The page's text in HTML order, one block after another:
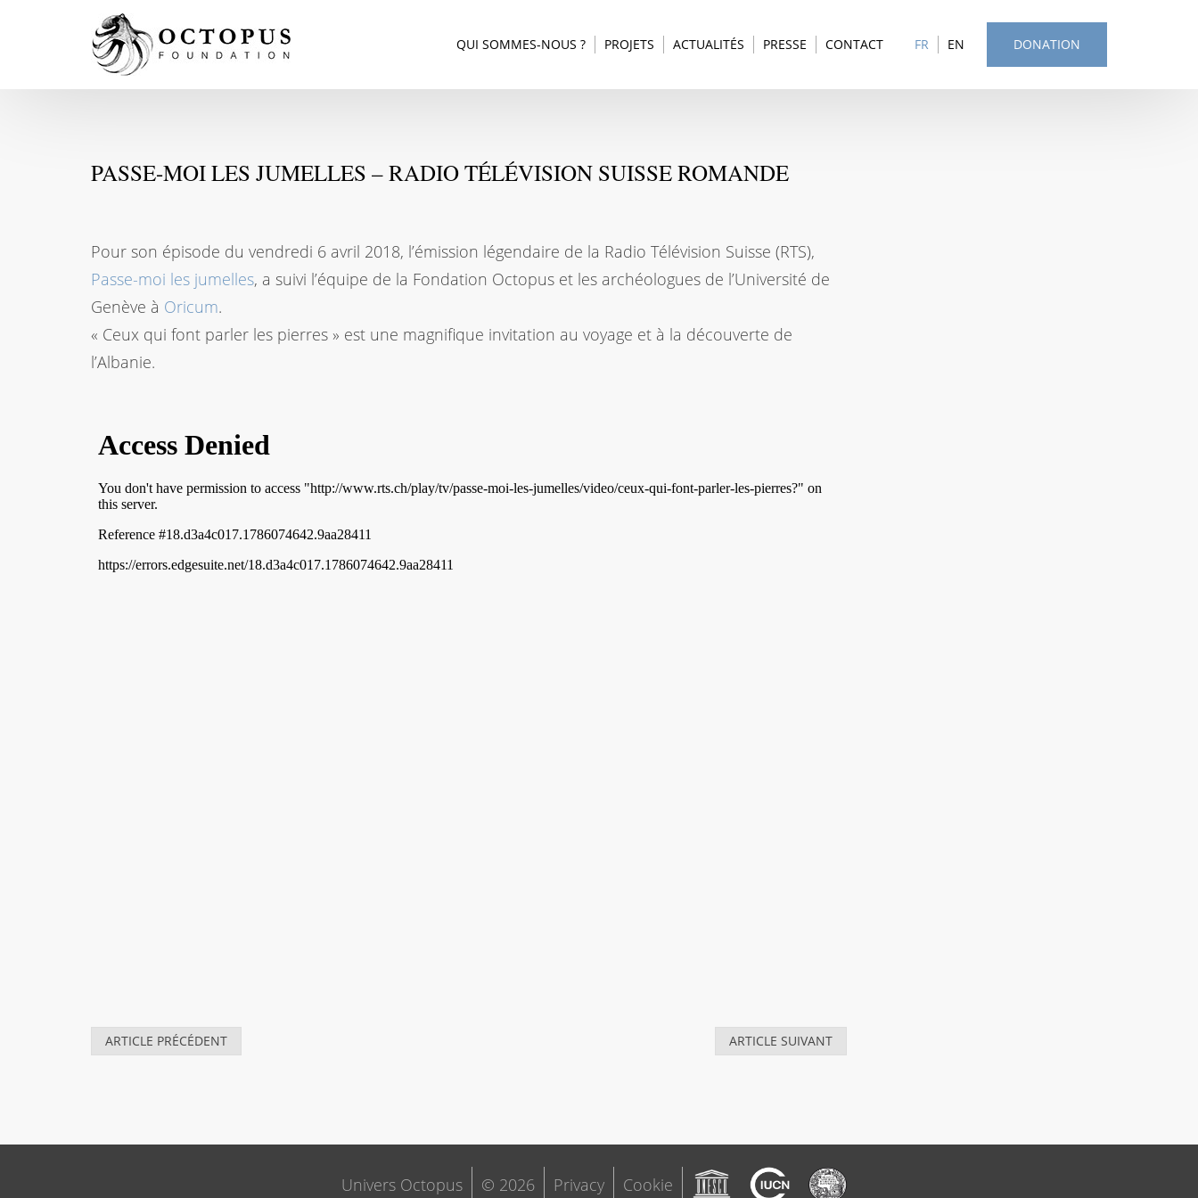
DONATION
FR EN
QUI SOMMES-NOUS ? PROJETS ACTUALITÉS PRESSE CONTACT
PASSE-MOI LES JUMELLES – RADIO TÉLÉVISION SUISSE ROMANDE
Pour son épisode du vendredi 6 avril 2018, l’émission légendaire de la Radio Télévision Suisse (RTS),
Passe-moi les jumelles, a suivi l’équipe de la Fondation Octopus et les archéologues de l’Université de
Genève à Oricum.
« Ceux qui font parler les pierres » est une magnifique invitation au voyage et à la découverte de
l’Albanie.
ARTICLE PRÉCÉDENT ARTICLE SUIVANT
Univers Octopus © 2026 Privacy Cookie